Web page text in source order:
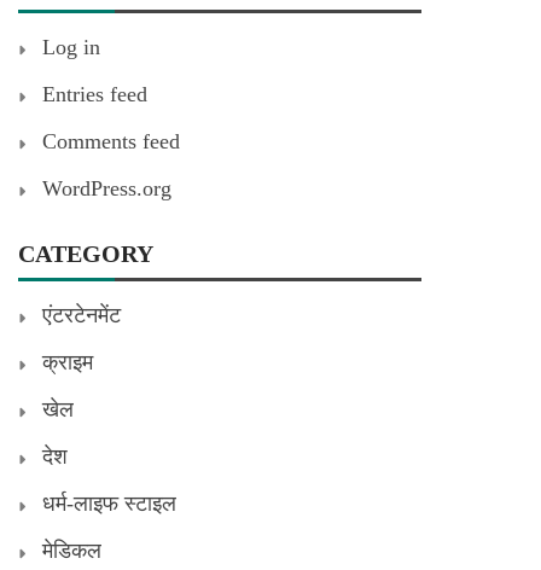
Log in
Entries feed
Comments feed
WordPress.org
CATEGORY
एंटरटेनमेंट
क्राइम
खेल
देश
धर्म-लाइफ स्टाइल
मेडिकल